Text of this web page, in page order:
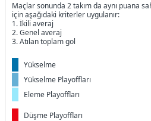
Maçlar sonunda 2 takım da aynı puana
için aşağıdaki kriterler uygulanır:
1. İkili averaj
2. Genel averaj
3. Atılan toplam gol
Yükselme
Yükselme Playoffları
Eleme Playoffları
Düşme Playoffları